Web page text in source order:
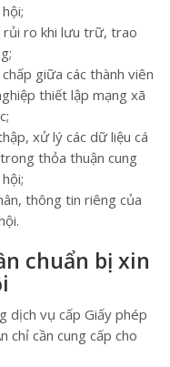
rủi ro khi lưu trữ, trao
giữa các thành viên
thiết lập mạng xã
xử lý các dữ liệu cá
thỏa thuận cung
thông tin riêng của
chuẩn bị xin
dịch vụ cấp Giấy phép
chỉ cần cung cấp cho